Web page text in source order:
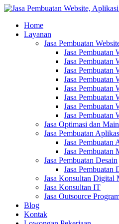
Home
Layanan
Jasa Pembuatan
Jasa Pembuatan
Jasa
Jasa Pembuatan
Jasa Pembuatan
Jasa
Jasa Pembuatan
Jasa Pembuatan
Jasa Pembuatan
Jasa Optimasi dan
Jasa Pembuatan
Jasa Pembuatan
Jasa Pembuatan
Jasa Pembuatan Desain
Jasa Pembuatan
Jasa Konsultan Digital
Jasa Konsultan IT
Jasa Outsource
Blog
Kontak